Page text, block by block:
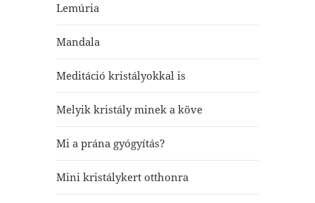
Lemúria
Mandala
Meditáció kristályokkal is
Melyik kristály minek a köve
Mi a prána gyógyítás?
Mini kristálykert otthonra